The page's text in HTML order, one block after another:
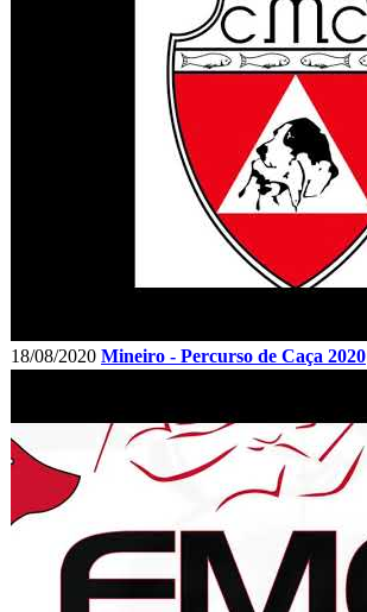
18/08/2020 Mineiro - Percurso de Caça 2020